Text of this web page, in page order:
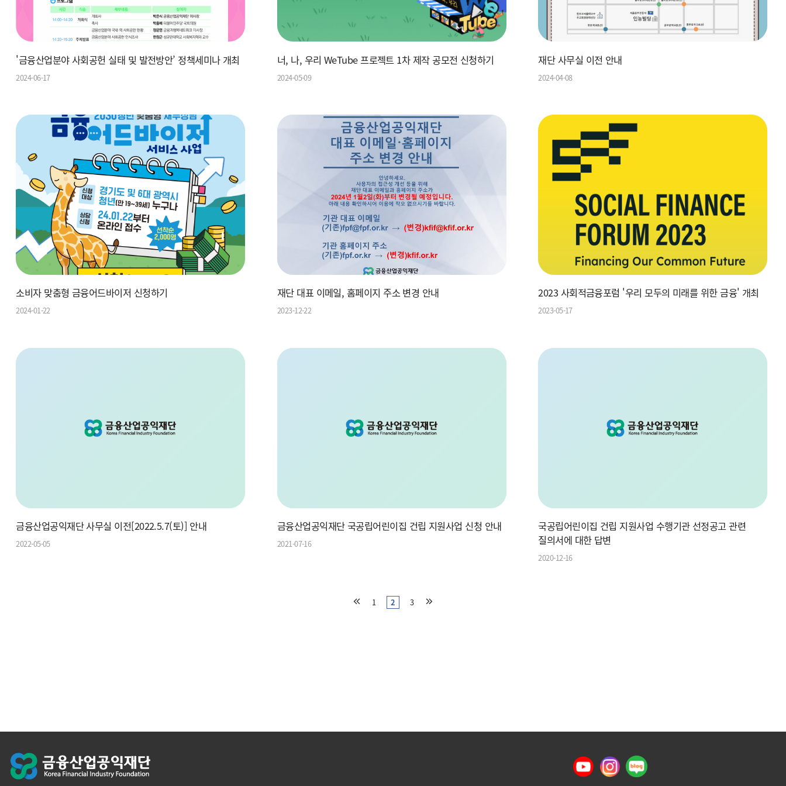
'금융산업분야 사회공헌 실태 및 발전방안’ 정책세미나 개최
2024-06-17
너, 나, 우리 WeTube 프로젝트 1차 제작 공모전 신청하기
2024-05-09
재단 사무실 이전 안내
2024-04-08
소비자 맞춤형 금융어드바이저 신청하기
2024-01-22
재단 대표 이메일, 홈페이지 주소 변경 안내
2023-12-22
2023 사회적금융포럼 '우리 모두의 미래를 위한 금융' 개최
2023-05-17
금융산업공익재단 사무실 이전[2022.5.7(토)] 안내
2022-05-05
금융산업공익재단 국공립어린이집 건립 지원사업 신청 안내
2021-07-16
국공립어린이집 건립 지원사업 수행기관 선정공고 관련
질의서에 대한 답변
2020-12-16
1 2 3